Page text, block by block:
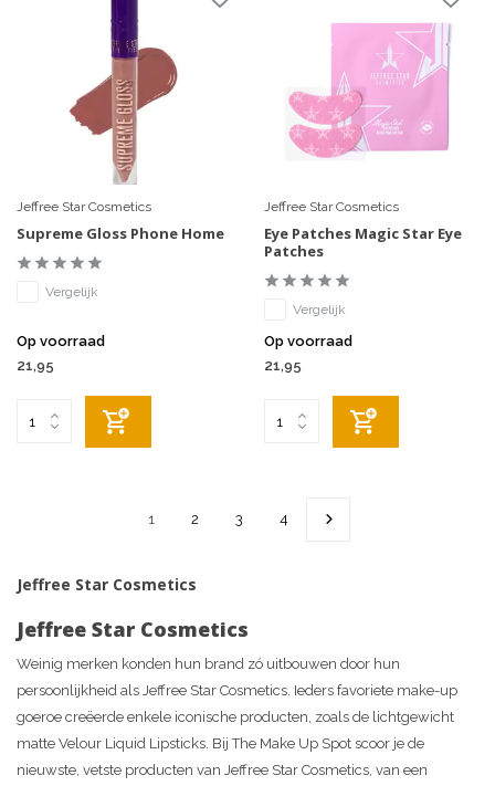
Jeffree Star Cosmetics
Supreme Gloss Phone Home
Vergelijk
Op voorraad
21,95
Jeffree Star Cosmetics
Eye Patches Magic Star Eye
Patches
Vergelijk
Op voorraad
21,95
1 2 3 4
Jeffree Star Cosmetics
Jeffree Star Cosmetics
Weinig merken konden hun brand zó uitbouwen door hun
persoonlijkheid als Jeffree Star Cosmetics. Ieders favoriete make-up
goeroe creëerde enkele iconische producten, zoals de lichtgewicht
matte Velour Liquid Lipsticks. Bij The Make Up Spot scoor je de
nieuwste, vetste producten van Jeffree Star Cosmetics, van een